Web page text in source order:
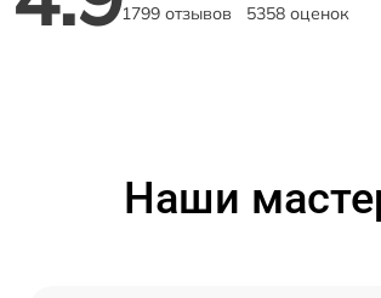
1799 отзывов 5358 оценок
Наши